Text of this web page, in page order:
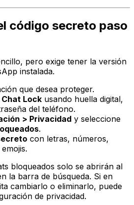
código secreto paso
pero exige tener la versión
instalada.
que desea proteger.
Chat Lock usando huella digital,
del teléfono.
> Privacidad y seleccione
.
con letras, números,
bloqueados solo se abrirán al
la barra de búsqueda. Si en
cambiarlo o eliminarlo, puede
de privacidad.